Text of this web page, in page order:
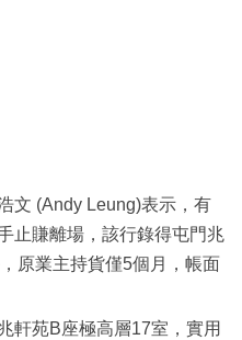
文 (Andy Leung)表示，有
止賺離場，該行錄得屯門兆
原業主持貨僅5個月，帳面
軒苑B座極高層17室，實用